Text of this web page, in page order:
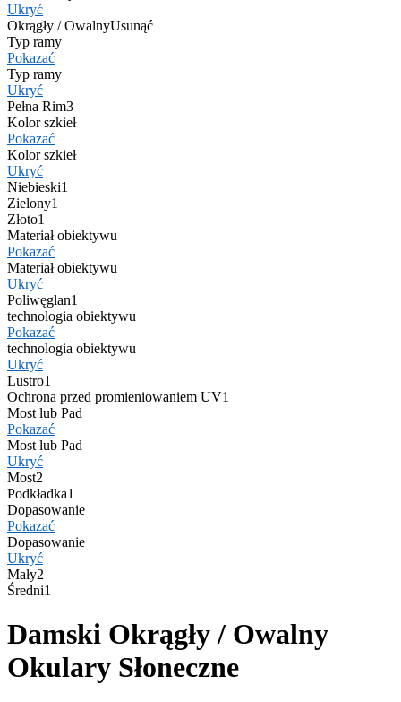
Ukryć
Okrągły / OwalnyUsunąć
Typ ramy
Pokazać
Typ ramy
Ukryć
Pełna Rim3
Kolor szkieł
Pokazać
Kolor szkieł
Ukryć
Niebieski1
Zielony1
Złoto1
Materiał obiektywu
Pokazać
Materiał obiektywu
Ukryć
Poliwęglan1
technologia obiektywu
Pokazać
technologia obiektywu
Ukryć
Lustro1
Ochrona przed promieniowaniem UV1
Most lub Pad
Pokazać
Most lub Pad
Ukryć
Most2
Podkładka1
Dopasowanie
Pokazać
Dopasowanie
Ukryć
Mały2
Średni1
Damski Okrągły / Owalny
Okulary Słoneczne